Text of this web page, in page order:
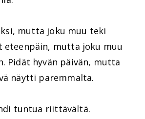
mutta joku muu teki
eteenpäin, mutta joku muu
Pidät hyvän päivän, mutta
näytti paremmalta.
tuntua riittävältä.